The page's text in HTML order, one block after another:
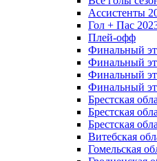
Ассистенты
Гол + Пас
Плей-офф
Финальный
Финальный
Финальный
Финальный
Брестская
Брестская
Брестская
Витебская
Гомельская